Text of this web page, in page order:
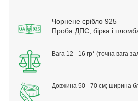
Чорнене срібло 925
Проба ДПС, бірка і
Вага 12 - 16 гр* (точна вага
Довжина 50 - 70 см; ширина